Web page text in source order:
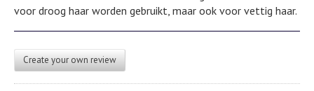
voor droog haar worden gebruikt, maar ook voor vettig haar.
Create your own review